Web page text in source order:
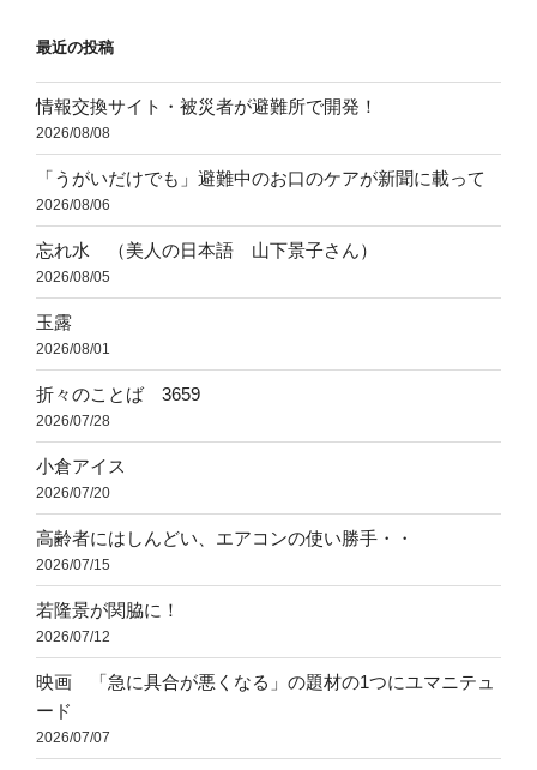
ン
最近の投稿
情報交換サイト・被災者が避難所で開発！
2026/08/08
「うがいだけでも」避難中のお口のケアが新聞に載って
2026/08/06
忘れ水 （美人の日本語 山下景子さん）
2026/08/05
玉露
2026/08/01
折々のことば 3659
2026/07/28
小倉アイス
2026/07/20
高齢者にはしんどい、エアコンの使い勝手・・
2026/07/15
若隆景が関脇に！
2026/07/12
映画 「急に具合が悪くなる」の題材の1つにユマニテュ
ード
2026/07/07